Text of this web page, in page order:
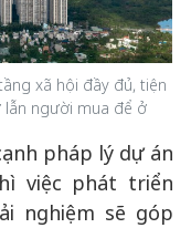
xã hội đầy đủ, tiện
lẫn người mua để ở
pháp lý dự án
việc phát triển
nghiệm sẽ góp